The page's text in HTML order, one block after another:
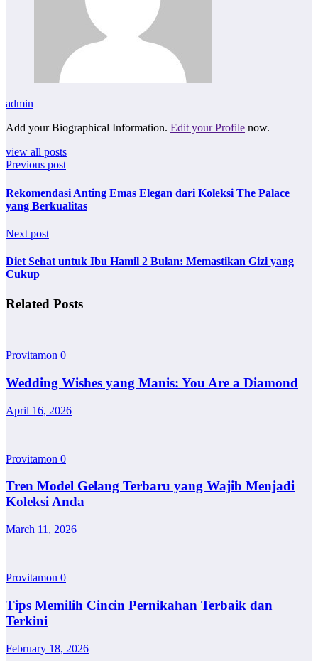
admin
Add your Biographical Information. Edit your Profile now.
view all posts
Previous post
Rekomendasi Anting Emas Elegan dari Koleksi The Palace
yang Berkualitas
Next post
Diet Sehat untuk Ibu Hamil 2 Bulan: Memastikan Gizi yang
Cukup
Related Posts
Provitamon 0
Wedding Wishes yang Manis: You Are a Diamond
April 16, 2026
Provitamon 0
Tren Model Gelang Terbaru yang Wajib Menjadi
Koleksi Anda
March 11, 2026
Provitamon 0
Tips Memilih Cincin Pernikahan Terbaik dan
Terkini
February 18, 2026